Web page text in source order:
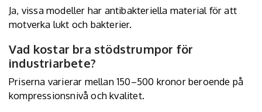
Ja, vissa modeller har antibakteriella material för att
motverka lukt och bakterier.
Vad kostar bra stödstrumpor för
industriarbete?
Priserna varierar mellan 150–500 kronor beroende på
kompressionsnivå och kvalitet.